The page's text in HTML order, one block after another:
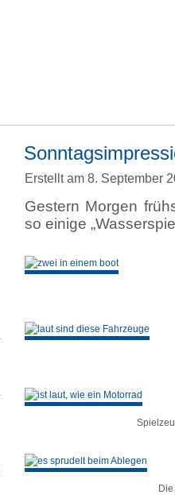
Erstellt am 8. September
Gestern Morgen
so einige